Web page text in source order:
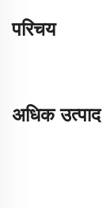
परिचय
अधिक उत्पाद